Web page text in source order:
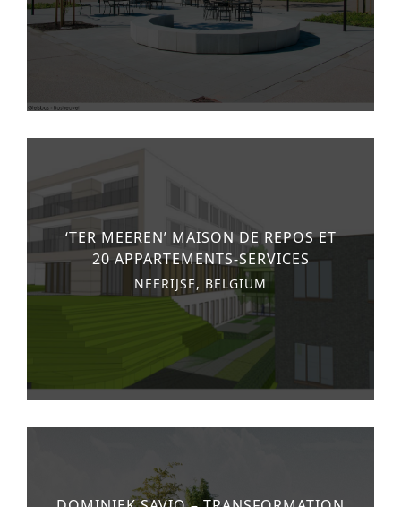
‘TER MEEREN’ MAISON DE REPOS ET
20 APPARTEMENTS-SERVICES
NEERIJSE, BELGIUM